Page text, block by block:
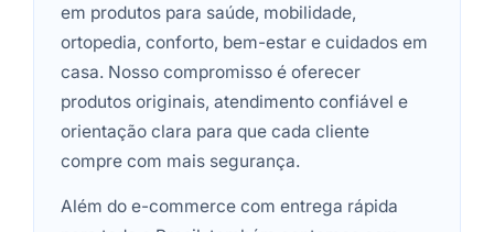
em produtos para saúde, mobilidade,
ortopedia, conforto, bem-estar e cuidados em
casa. Nosso compromisso é oferecer
produtos originais, atendimento confiável e
orientação clara para que cada cliente
compre com mais segurança.
Além do e-commerce com entrega rápida